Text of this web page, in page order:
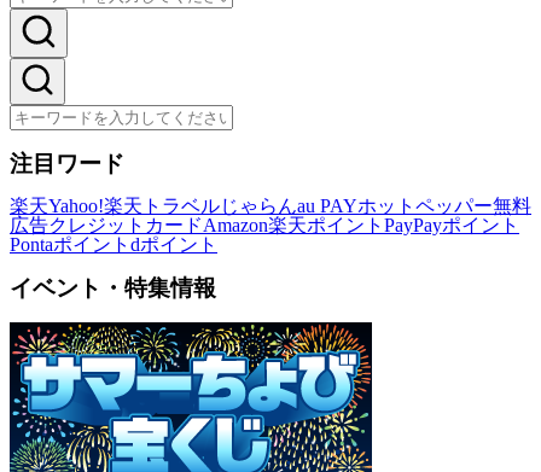
注目ワード
楽天Yahoo!楽天トラベルじゃらんau PAYホットペッパー無料
広告クレジットカードAmazon楽天ポイント PayPayポイント
Pontaポイント dポイント
イベント・特集情報